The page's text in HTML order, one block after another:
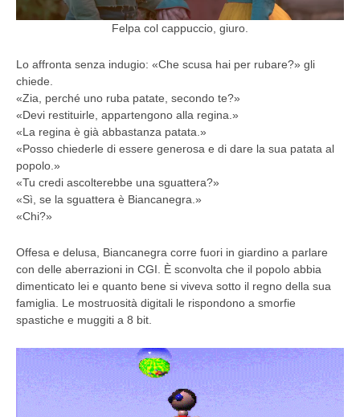
Felpa col cappuccio, giuro.
Lo affronta senza indugio: «Che scusa hai per rubare?» gli
chiede.
«Zia, perché uno ruba patate, secondo te?»
«Devi restituirle, appartengono alla regina.»
«La regina è già abbastanza patata.»
«Posso chiederle di essere generosa e di dare la sua patata al
popolo.»
«Tu credi ascolterebbe una sguattera?»
«Sì, se la sguattera è Biancanegra.»
«Chi?»
Offesa e delusa, Biancanegra corre fuori in giardino a parlare
con delle aberrazioni in CGI. È sconvolta che il popolo abbia
dimenticato lei e quanto bene si viveva sotto il regno della sua
famiglia. Le mostruosità digitali le rispondono a smorfie
spastiche e muggiti a 8 bit.